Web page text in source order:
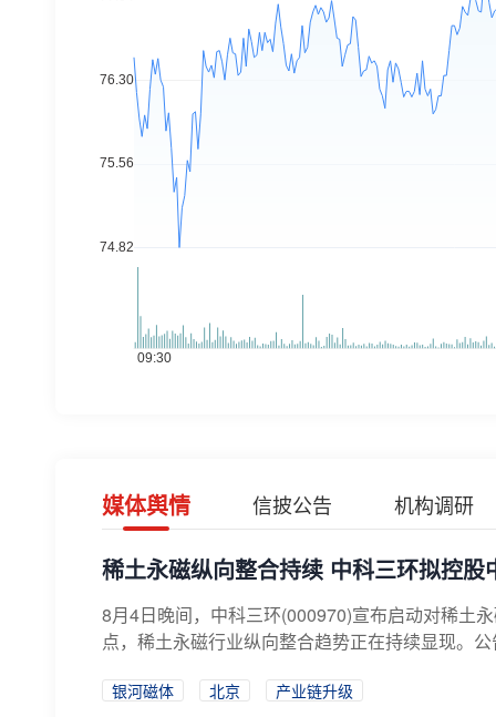
媒体舆情 信披公告 机构调研
稀土永磁纵向整合持续 中科三环拟控股
8月4日晚间，中科三环(000970)宣布启动对稀土
点，稀土永磁行业纵向整合趋势正在持续显现。
银河磁体 北京
产业链升级